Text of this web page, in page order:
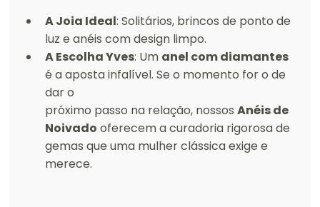
A Joia Ideal: Solitários, brincos de ponto de
luz e anéis com design limpo.
A Escolha Yves: Um anel com diamantes
é a aposta infalível. Se o momento for o de
dar o
próximo passo na relação, nossos Anéis de
Noivado oferecem a curadoria rigorosa de
gemas que uma mulher clássica exige e
merece.